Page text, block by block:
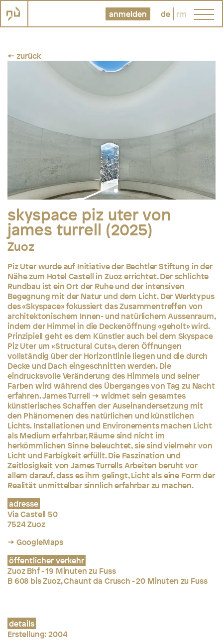
anmelden de rm
← zurück
skyspace piz uter von
james turrell (2025)
Zuoz
Piz Uter wurde auf Initiative der Bechtler Stiftung in der
Nähe zum Hotel Castell in Zuoz errichtet. Der schlichte
Rundbau ist ein Ort der Ruhe und der intensiven
Begegnung mit der Natur und dem Licht. Der Werktypus
des «Skyspace» fokussiert das Zusammentreffen von
architektonischem Innen- und natürlichem Aussenraum,
indem der Himmel in die Deckenöffnung «geholt» wird.
Prinzipiell geht es dem Künstler auch bei dem Skyspace
Piz Uter um «Structural Cuts», deren Öffnungen
vollständig über der Horizontlinie liegen und die durch
Decke und Dach eingeschnitten werden. Die
eindrucksvolle Veränderung des Himmels und seiner
Farben wird während des Überganges von Tag zu Nacht
erfahren.James Turrell
widmet sein gesamtes
künstlerisches Schaffen der Auseinandersetzung mit
den Phänomenen des natürlichen und künstlichen
Lichts. Installationen und Environements machen Licht
als Medium erfahrbar, Räume sind nicht im
herkömmlichen Sinne beleuchtet, sie sind vielmehr von
Licht und Farbigkeit erfüllt. Die Faszination und
Zeitlosigkeit von James Turrells Arbeiten beruht vor
allem darauf, dass es ihm gelingt, Licht als eine Form der
Realität unmittelbar sinnlich erfahrbar zu machen.
adresse
Via Castell 50
7524 Zuoz
→ GoogleMaps
öffentlicher verkehr
Zuoz Bhf - 19 Minuten zu Fuss
B 608 bis Zuoz, Chaunt da Crusch - 20 Minuten zu Fuss
details
Erstellung: 2004